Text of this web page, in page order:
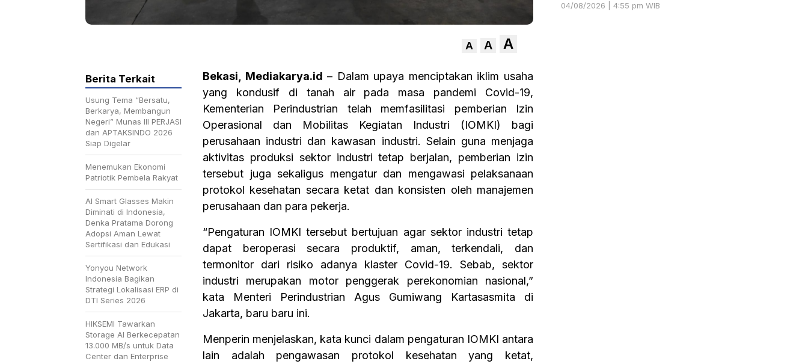
A A A
Bekasi, Mediakarya.id – Dalam upaya menciptakan iklim usaha
yang kondusif di tanah air pada masa pandemi Covid-19,
Kementerian Perindustrian telah memfasilitasi pemberian Izin
Operasional dan Mobilitas Kegiatan Industri (IOMKI) bagi
perusahaan industri dan kawasan industri. Selain guna menjaga
aktivitas produksi sektor industri tetap berjalan, pemberian izin
tersebut juga sekaligus mengatur dan mengawasi pelaksanaan
protokol kesehatan secara ketat dan konsisten oleh manajemen
perusahaan dan para pekerja.
“Pengaturan IOMKI tersebut bertujuan agar sektor industri tetap
dapat beroperasi secara produktif, aman, terkendali, dan
termonitor dari risiko adanya klaster Covid-19. Sebab, sektor
industri merupakan motor penggerak perekonomian nasional,”
kata Menteri Perindustrian Agus Gumiwang Kartasasmita di
Jakarta, baru baru ini.
Menperin menjelaskan, kata kunci dalam pengaturan IOMKI antara
lain adalah pengawasan protokol kesehatan yang ketat,
Berita Terkait
Usung Tema “Bersatu,
Berkarya, Membangun
Negeri” Munas III PERJASI
dan APTAKSINDO 2026
Siap Digelar
Menemukan Ekonomi
Patriotik Pembela Rakyat
AI Smart Glasses Makin
Diminati di Indonesia,
Denka Pratama Dorong
Adopsi Aman Lewat
Sertifikasi dan Edukasi
Yonyou Network
Indonesia Bagikan
Strategi Lokalisasi ERP di
DTI Series 2026
HIKSEMI Tawarkan
Storage AI Berkecepatan
13.000 MB/s untuk Data
Center dan Enterprise
04/08/2026 | 4:55 pm WIB